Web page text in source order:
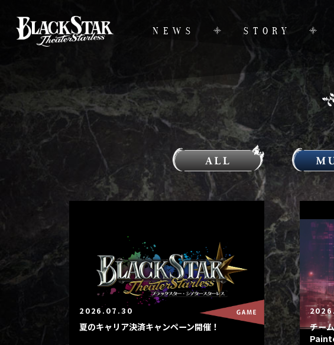
NEWS STORY
2026.07.30
夏のキャリア決済キャンペーン開催！
チー